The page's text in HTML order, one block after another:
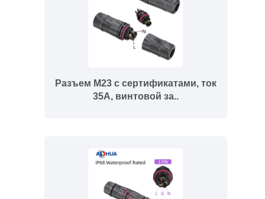
Разъем M23 с сертификатами, ток
35А, винтовой за..